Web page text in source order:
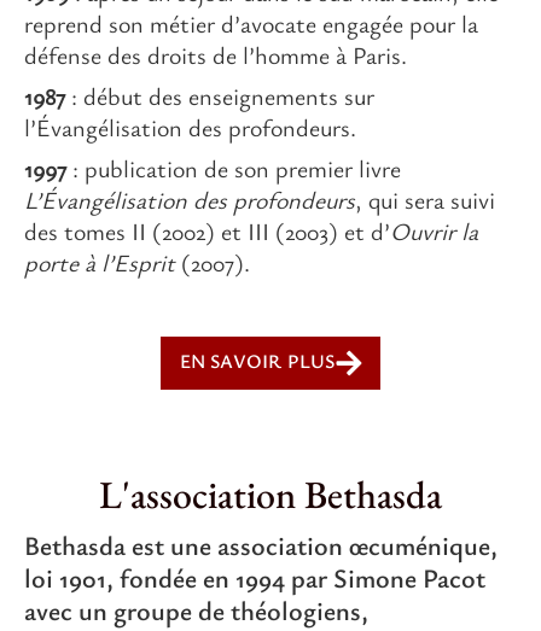
reprend son métier d’avocate engagée pour la
défense des droits de l’homme à Paris.
1987: début des enseignements sur
l’Évangélisation des profondeurs.
1997: publication de son premier livre
L’Évangélisation des profondeurs, qui sera suivi
des tomes II (2002) et III (2003) et d’Ouvrir la
porte à l’Esprit(2007).
EN SAVOIR PLUS
L'association Bethasda
Bethasda est une association œcuménique,
loi 1901, fondée en 1994 par Simone Pacot
avec un groupe de théologiens,